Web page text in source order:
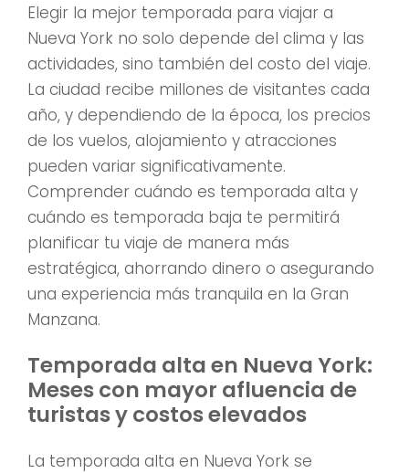
Elegir la mejor temporada para viajar a
Nueva York no solo depende del clima y las
actividades, sino también del costo del viaje.
La ciudad recibe millones de visitantes cada
año, y dependiendo de la época, los precios
de los vuelos, alojamiento y atracciones
pueden variar significativamente.
Comprender cuándo es temporada alta y
cuándo es temporada baja te permitirá
planificar tu viaje de manera más
estratégica, ahorrando dinero o asegurando
una experiencia más tranquila en la Gran
Manzana.
Temporada alta en Nueva York:
Meses con mayor afluencia de
turistas y costos elevados
La temporada alta en Nueva York se